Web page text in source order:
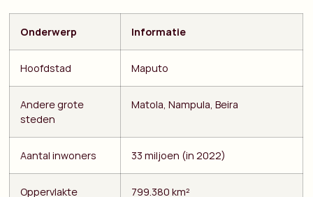
Onderwerp Informatie
Hoofdstad Maputo
Andere grote
steden
Matola, Nampula, Beira
Aantal inwoners 33 miljoen (in 2022)
Oppervlakte 799.380 km²